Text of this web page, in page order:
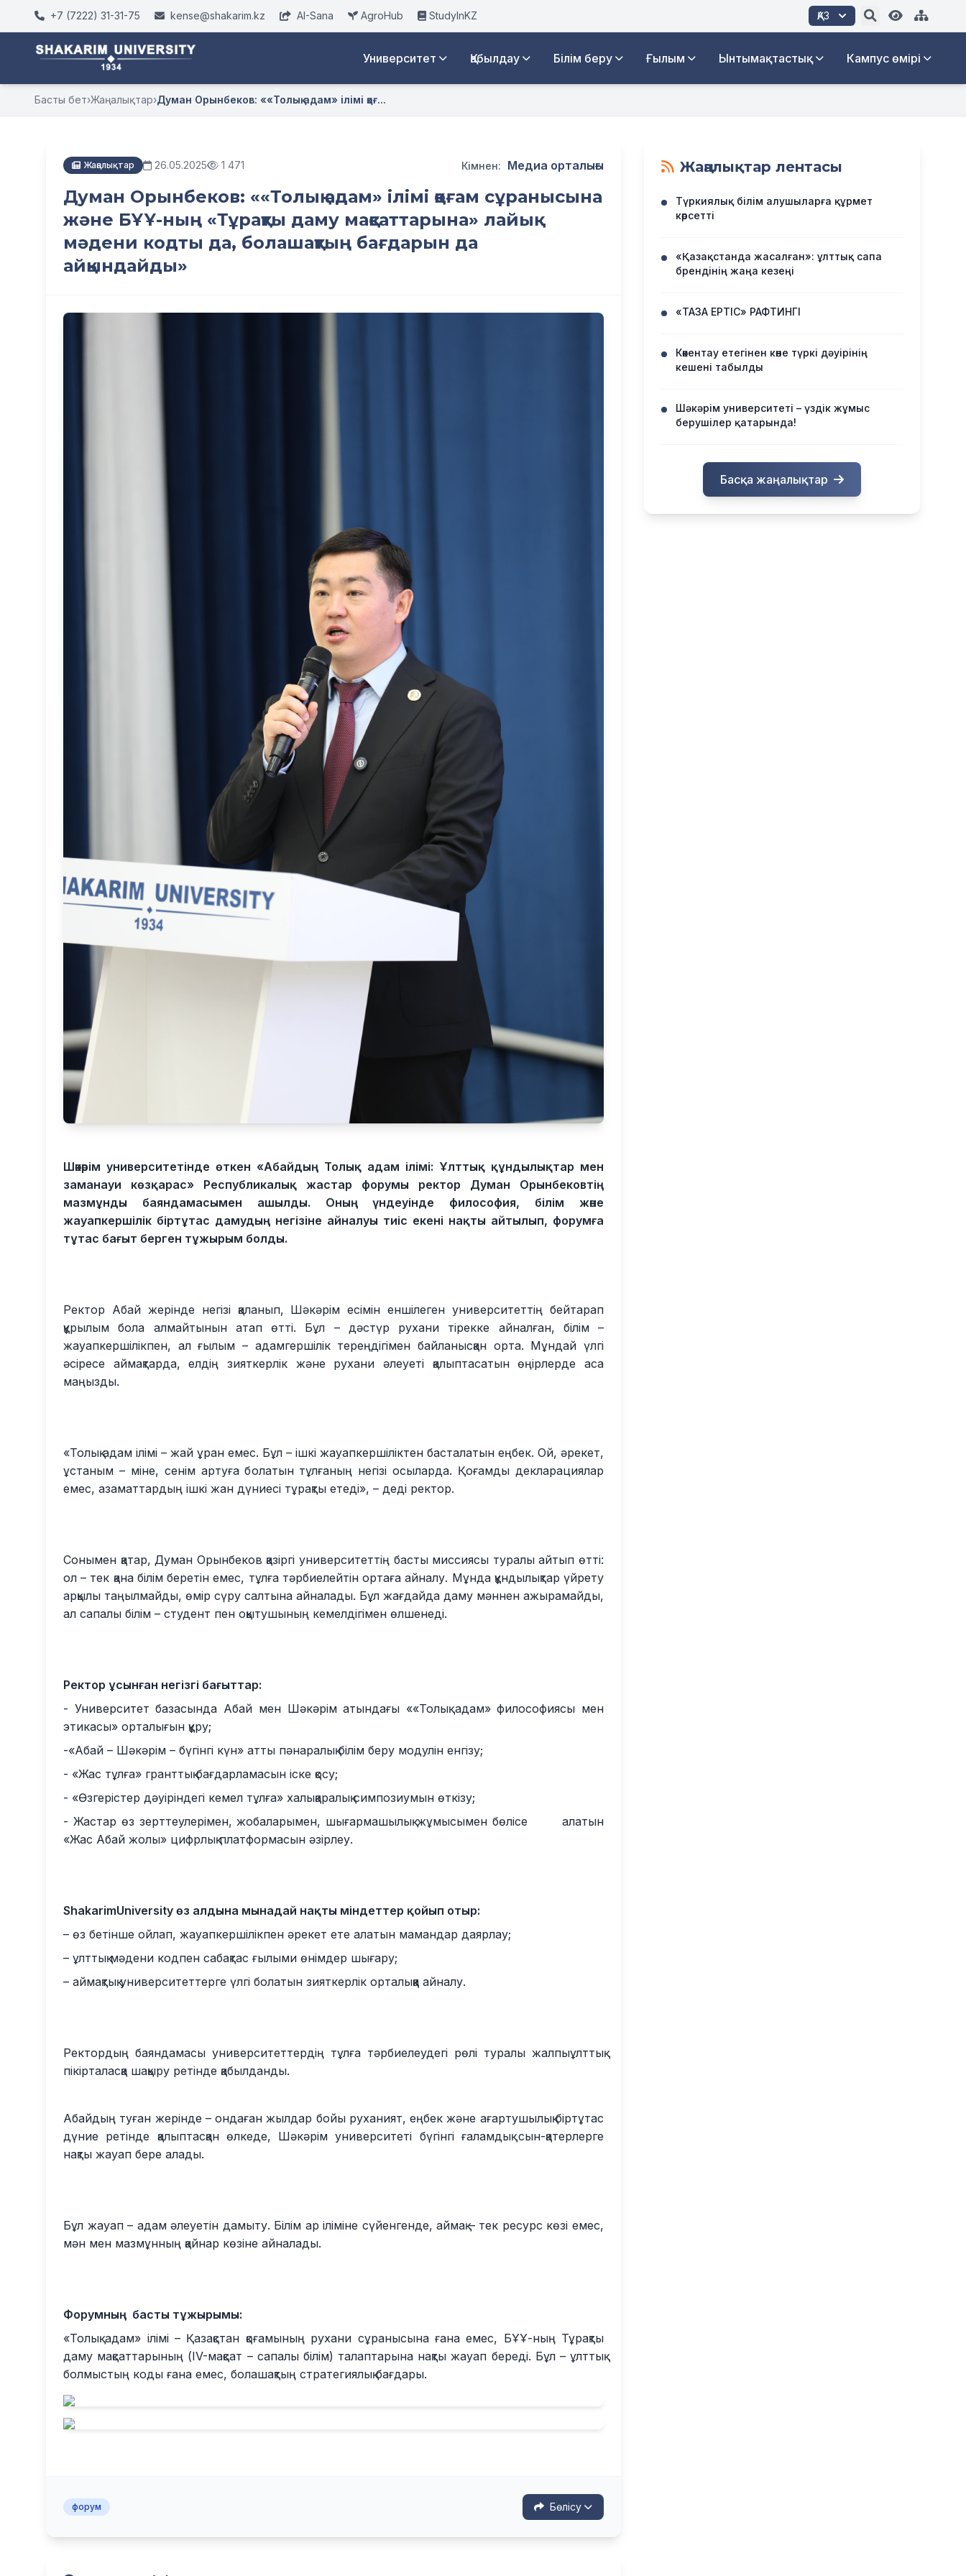
+7 (7222) 31-31-75 kense@shakarim.kz AI-Sana AgroHub StudyInKZ ҚАЗ
Университет Қабылдау Білім беру Ғылым Ынтымақтастық Кампус өмірі
Басты бет›Жаңалықтар›Думан Орынбеков: ««Толық адам» ілімі қоғ...
Жаңалықтар 26.05.2025 1 471 Кімнен: Медиа орталығы
Думан Орынбеков: ««Толық адам» ілімі қоғам сұранысына
және БҰҰ-ның «Тұрақты даму мақсаттарына» лайық
мәдени кодты да, болашақтың бағдарын да
айқындайды»
Шәкәрім университетінде өткен «Абайдың Толық адам ілімі: Ұлттық құндылықтар мен
заманауи көзқарас» Республикалық жастар форумы ректор Думан Орынбековтің
мазмұнды баяндамасымен ашылды. Оның үндеуінде философия, білім және
жауапкершілік біртұтас дамудың негізіне айналуы тиіс екені нақты айтылып, форумға
тұтас бағыт берген тұжырым болды.
Ректор Абай жерінде негізі қаланып, Шәкәрім есімін еншілеген университеттің бейтарап
құрылым бола алмайтынын атап өтті. Бұл – дәстүр рухани тірекке айналған, білім –
жауапкершілікпен, ал ғылым – адамгершілік тереңдігімен байланысқан орта. Мұндай үлгі
әсіресе аймақтарда, елдің зияткерлік және рухани әлеуеті қалыптасатын өңірлерде аса
маңызды.
«Толық адам ілімі – жай ұран емес. Бұл – ішкі жауапкершіліктен басталатын еңбек. Ой, әрекет,
ұстаным – міне, сенім артуға болатын тұлғаның негізі осыларда. Қоғамды декларациялар
емес, азаматтардың ішкі жан дүниесі тұрақты етеді», – деді ректор.
Сонымен қатар, Думан Орынбеков қазіргі университеттің басты миссиясы туралы айтып өтті:
ол – тек қана білім беретін емес, тұлға тәрбиелейтін ортаға айналу. Мұнда құндылықтар үйрету
арқылы таңылмайды, өмір сүру салтына айналады. Бұл жағдайда даму мәннен ажырамайды,
ал сапалы білім – студент пен оқытушының кемелдігімен өлшенеді.
Ректор ұсынған негізгі бағыттар:
- Университет базасында Абай мен Шәкәрім атындағы ««Толық адам» философиясы мен
этикасы» орталығын құру;
-«Абай – Шәкәрім – бүгінгі күн» атты пәнаралық білім беру модулін енгізу;
- «Жас тұлға» гранттық бағдарламасын іске қосу;
- «Өзгерістер дәуіріндегі кемел тұлға» халықаралық симпозиумын өткізу;
- Жастар өз зерттеулерімен, жобаларымен, шығармашылық жұмысымен бөлісе алатын
«Жас Абай жолы» цифрлық платформасын әзірлеу.
ShakarimUniversity өз алдына мынадай нақты міндеттер қойып отыр:
– өз бетінше ойлап, жауапкершілікпен әрекет ете алатын мамандар даярлау;
– ұлттық мәдени кодпен сабақтас ғылыми өнімдер шығару;
– аймақтық университеттерге үлгі болатын зияткерлік орталыққа айналу.
Ректордың баяндамасы университеттердің тұлға тәрбиелеудегі рөлі туралы жалпыұлттық
пікірталасқа шақыру ретінде қабылданды.
Абайдың туған жерінде – ондаған жылдар бойы руханият, еңбек және ағартушылық біртұтас
дүние ретінде қалыптасқан өлкеде, Шәкәрім университеті бүгінгі ғаламдық сын-қатерлерге
нақты жауап бере алады.
Бұл жауап – адам әлеуетін дамыту. Білім ар іліміне сүйенгенде, аймақ – тек ресурс көзі емес,
мән мен мазмұнның қайнар көзіне айналады.
Форумның басты тұжырымы:
«Толық адам» ілімі – Қазақстан қоғамының рухани сұранысына ғана емес, БҰҰ-ның Тұрақты
даму мақсаттарының (IV-мақсат – сапалы білім) талаптарына нақты жауап береді. Бұл – ұлттық
болмыстың коды ғана емес, болашақтың стратегиялық бағдары.
форум Бөлісу
Жаңалықтар лентасы
Түркиялық білім алушыларға құрмет
көрсетті
«Қазақстанда жасалған»: ұлттық сапа
брендінің жаңа кезеңі
«ТАЗА ЕРТІС» РАФТИНГІ
Көкентау етегінен көне түркі дәуірінің
кешені табылды
Шәкәрім университеті – үздік жұмыс
берушілер қатарында!
Басқа жаңалықтар